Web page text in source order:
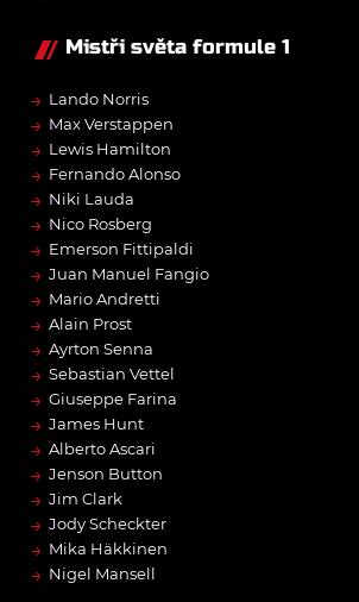
Mistři světa formule 1
→ Lando Norris
→ Max Verstappen
→ Lewis Hamilton
→ Fernando Alonso
→ Niki Lauda
→ Nico Rosberg
→ Emerson Fittipaldi
→ Juan Manuel Fangio
→ Mario Andretti
→ Alain Prost
→ Ayrton Senna
→ Sebastian Vettel
→ Giuseppe Farina
→ James Hunt
→ Alberto Ascari
→ Jenson Button
→ Jim Clark
→ Jody Scheckter
→ Mika Häkkinen
→ Nigel Mansell